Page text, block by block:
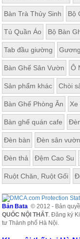
Bàn Trà Thủy Sinh Bộ
Tủ Quần Áo Bộ Bàn
Tab đầu giường
Bàn Ghế Sân Vườn Ô
Sản phẩm khác Chòi
Bàn Ghế Phòng Ăn
Bàn ghế quán cafe
Đèn bàn Đèn sân vườn
Đèn thả Đệm Cao Su
Ruột Chăn, Ruột Gối
Bản Bata © 2012 - Bản
QUỐC NỘI THẤT. Đăng ký
tư Thành phố Hà Nội.